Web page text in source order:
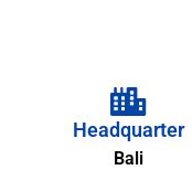
Headquarter
Bali